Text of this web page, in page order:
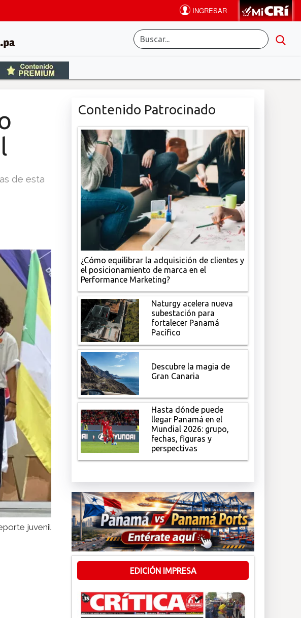
de esta
juvenil
Contenido Patrocinado
¿Cómo equilibrar la adquisición de clientes y
el posicionamiento de marca en el
Performance Marketing?
Naturgy acelera nueva
subestación para
fortalecer Panamá
Pacífico
Descubre la magia de
Gran Canaria
Hasta dónde puede
llegar Panamá en el
Mundial 2026: grupo,
fechas, figuras y
perspectivas
EDICIÓN IMPRESA